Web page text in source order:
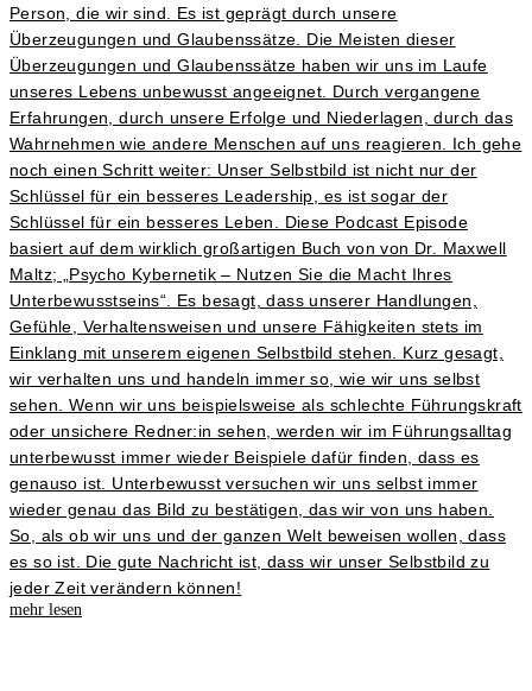
Person, die wir sind. Es ist geprägt durch unsere
Überzeugungen und Glaubenssätze. Die Meisten dieser
Überzeugungen und Glaubenssätze haben wir uns im Laufe
unseres Lebens unbewusst angeeignet. Durch vergangene
Erfahrungen, durch unsere Erfolge und Niederlagen, durch das
Wahrnehmen wie andere Menschen auf uns reagieren. Ich gehe
noch einen Schritt weiter: Unser Selbstbild ist nicht nur der
Schlüssel für ein besseres Leadership, es ist sogar der
Schlüssel für ein besseres Leben. Diese Podcast Episode
basiert auf dem wirklich großartigen Buch von von Dr. Maxwell
Maltz; „Psycho Kybernetik – Nutzen Sie die Macht Ihres
Unterbewusstseins“. Es besagt, dass unserer Handlungen,
Gefühle, Verhaltensweisen und unsere Fähigkeiten stets im
Einklang mit unserem eigenen Selbstbild stehen. Kurz gesagt,
wir verhalten uns und handeln immer so, wie wir uns selbst
sehen. Wenn wir uns beispielsweise als schlechte Führungskraft
oder unsichere Redner:in sehen, werden wir im Führungsalltag
unterbewusst immer wieder Beispiele dafür finden, dass es
genauso ist. Unterbewusst versuchen wir uns selbst immer
wieder genau das Bild zu bestätigen, das wir von uns haben.
So, als ob wir uns und der ganzen Welt beweisen wollen, dass
es so ist. Die gute Nachricht ist, dass wir unser Selbstbild zu
jeder Zeit verändern können!
mehr lesen